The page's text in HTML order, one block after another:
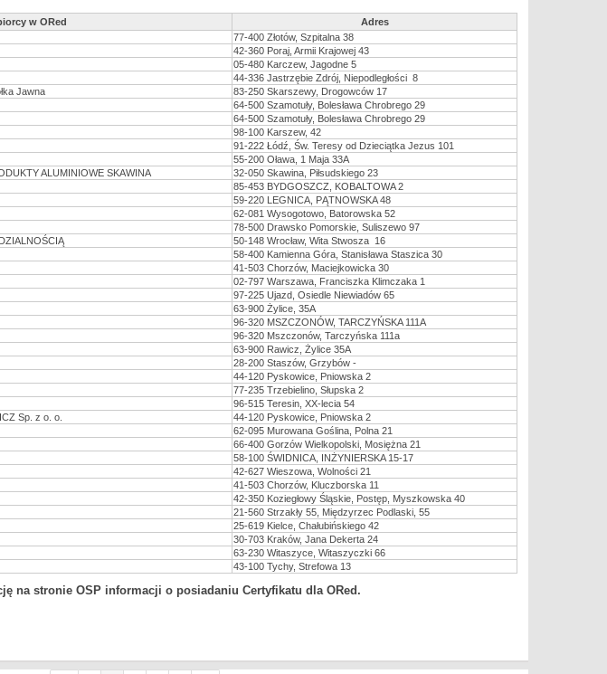
w ORed
Adres
77-400 Złotów, Szpitalna 38
42-360 Poraj, Armii Krajowej 43
05-480 Karczew, Jagodne 5
44-336 Jastrzębie Zdrój, Niepodległości 8
Jawna
83-250 Skarszewy, Drogowców 17
64-500 Szamotuły, Bolesława Chrobrego 29
64-500 Szamotuły, Bolesława Chrobrego 29
98-100 Karszew, 42
91-222 Łódź, Św. Teresy od Dzieciątka Jezus 101
55-200 Oława, 1 Maja 33A
ALUMINIOWE SKAWINA
32-050 Skawina, Piłsudskiego 23
85-453 BYDGOSZCZ, KOBALTOWA 2
59-220 LEGNICA, PĄTNOWSKA 48
62-081 Wysogotowo, Batorowska 52
78-500 Drawsko Pomorskie, Suliszewo 97
50-148 Wrocław, Wita Stwosza 16
58-400 Kamienna Góra, Stanisława Staszica 30
41-503 Chorzów, Maciejkowicka 30
02-797 Warszawa, Franciszka Klimczaka 1
97-225 Ujazd, Osiedle Niewiadów 65
63-900 Żylice, 35A
96-320 MSZCZONÓW, TARCZYŃSKA 111A
96-320 Mszczonów, Tarczyńska 111a
63-900 Rawicz, Żylice 35A
28-200 Staszów, Grzybów -
44-120 Pyskowice, Pniowska 2
77-235 Trzebielino, Słupska 2
96-515 Teresin, XX-lecia 54
Sp. z o. o.
44-120 Pyskowice, Pniowska 2
62-095 Murowana Goślina, Polna 21
66-400 Gorzów Wielkopolski, Mosiężna 21
58-100 ŚWIDNICA, INŻYNIERSKA 15-17
42-627 Wieszowa, Wolności 21
41-503 Chorzów, Kluczborska 11
42-350 Koziegłowy Śląskie, Postęp, Myszkowska 40
21-560 Strzakły 55, Międzyrzec Podlaski, 55
25-619 Kielce, Chałubińskiego 42
30-703 Kraków, Jana Dekerta 24
63-230 Witaszyce, Witaszyczki 66
43-100 Tychy, Strefowa 13
na stronie OSP informacji o posiadaniu Certyfikatu dla ORed.